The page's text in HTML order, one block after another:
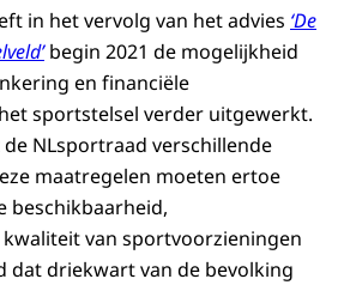
in het vervolg van het advies ‘De
begin 2021 de mogelijkheid
en financiële
sportstelsel verder uitgewerkt.
NLsportraad verschillende
maatregelen moeten ertoe
beschikbaarheid,
van sportvoorzieningen
dat driekwart van de bevolking